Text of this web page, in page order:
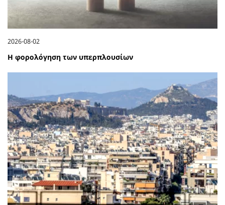
2026-08-02
Η φορολόγηση των υπερπλουσίων